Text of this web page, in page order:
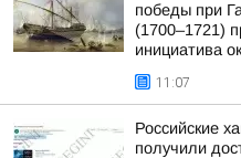
победы при
(1700–1721)
инициатива
11:07
Российские
получили